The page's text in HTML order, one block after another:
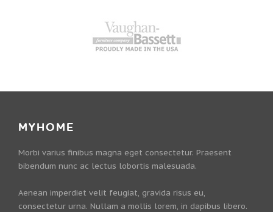
MYHOME
Morbi varius finibus magna eget consectetur. Praesent
bibendum nunc ac lectus lobortis malesuada.
Aenean imperdiet velit feugiat, gravida risus eu,
consectetur urna. Nullam a mollis lorem, in dapibus libero.